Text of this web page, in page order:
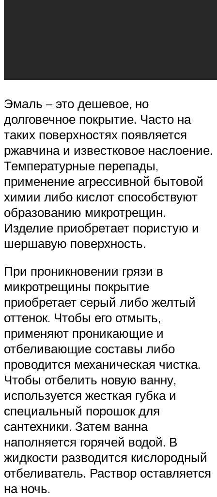
Эмаль – это дешевое, но
долговечное покрытие. Часто на
таких поверхностях появляется
ржавчина и известковое наслоение.
Температурные перепады,
применение агрессивной бытовой
химии либо кислот способствуют
образованию микротрещин.
Изделие приобретает пористую и
шершавую поверхность.
При проникновении грязи в
микротрещины покрытие
приобретает серый либо желтый
оттенок. Чтобы его отмыть,
применяют проникающие и
отбеливающие составы либо
проводится механическая чистка.
Чтобы отбелить новую ванну,
используется жесткая губка и
специальный порошок для
сантехники. Затем ванна
наполняется горячей водой. В
жидкости разводится кислородный
отбеливатель. Раствор оставляется
на ночь.